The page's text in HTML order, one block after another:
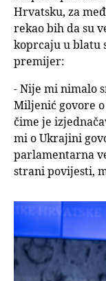
Hrvatsku, za
rekao bih da su
koprcaju u blatu
premijer:
- Nije mi nimalo
Miljenić govore
čime je
mi o Ukrajini
parlamentarna
strani povijesti,